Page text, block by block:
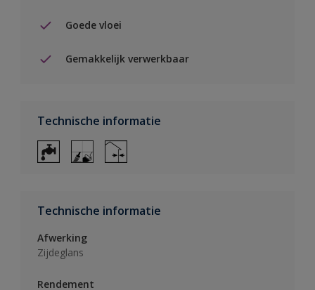
Goede vloei
Gemakkelijk verwerkbaar
Technische informatie
Technische informatie
Afwerking
Zijdeglans
Rendement